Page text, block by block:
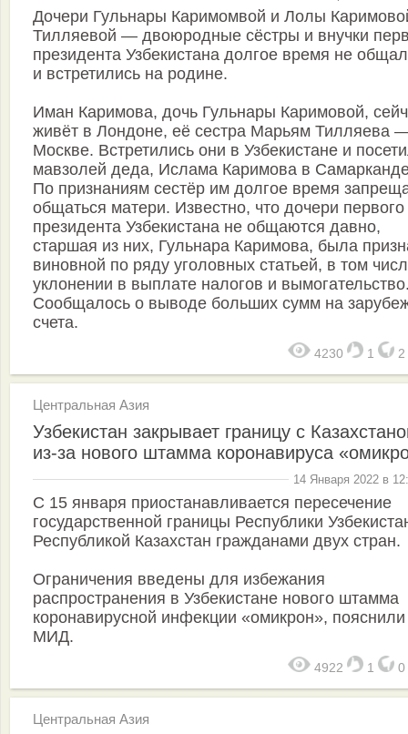
Дочери Гульнары Каримомвой и Лолы
Тилляевой — двоюродные сёстры и внучки
президента Узбекистана долгое время не
и встретились на родине.
Иман Каримова, дочь Гульнары Каримовой,
живёт в Лондоне, её сестра Марьям Тилляева
Москве. Встретились они в Узбекистане и
мавзолей деда, Ислама Каримова в
По признаниям сестёр им долгое время
общаться матери. Известно, что дочери первого
президента Узбекистана не общаются давно,
старшая из них, Гульнара Каримова, была
виновной по ряду уголовных статьей, в том
уклонении в выплате налогов и
Сообщалось о выводе больших сумм на
счета.
4230 1 2
Центральная Азия
Узбекистан закрывает границу с
из-за нового штамма коронавируса
14 Января 2022 в
С 15 января приостанавливается пересечение
государственной границы Республики
Республикой Казахстан гражданами двух стран.
Ограничения введены для избежания
распространения в Узбекистане нового штамма
коронавирусной инфекции «омикрон»,
МИД.
4922 1 0
Центральная Азия